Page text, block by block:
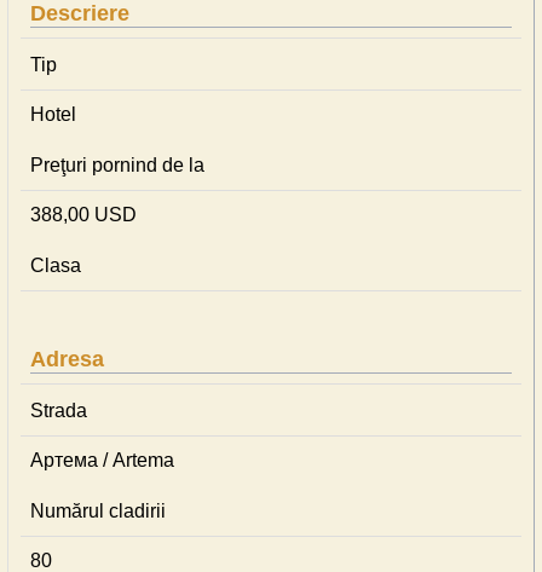
Descriere
Tip
Hotel
Preţuri pornind de la
388,00 USD
Clasa
Adresa
Strada
Артема / Artema
Numărul cladirii
80